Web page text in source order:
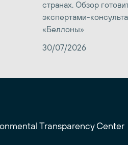
странах. Обзор
экспертами-
«Беллоны»
30/07/2026
Transparency Center